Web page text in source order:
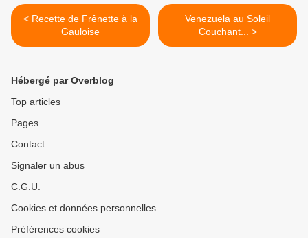
< Recette de Frênette à la
Gauloise
Venezuela au Soleil
Couchant... >
Hébergé par Overblog
Top articles
Pages
Contact
Signaler un abus
C.G.U.
Cookies et données personnelles
Préférences cookies